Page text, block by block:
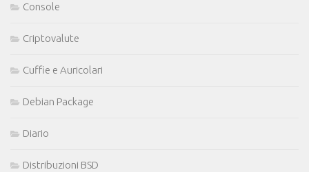
Console
Criptovalute
Cuffie e Auricolari
Debian Package
Diario
Distribuzioni BSD